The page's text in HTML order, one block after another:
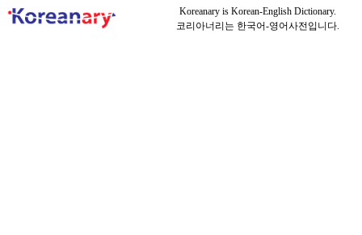
Koreanary is Korean-English Dictionary.
코리아너리는 한국어-영어사전입니다.